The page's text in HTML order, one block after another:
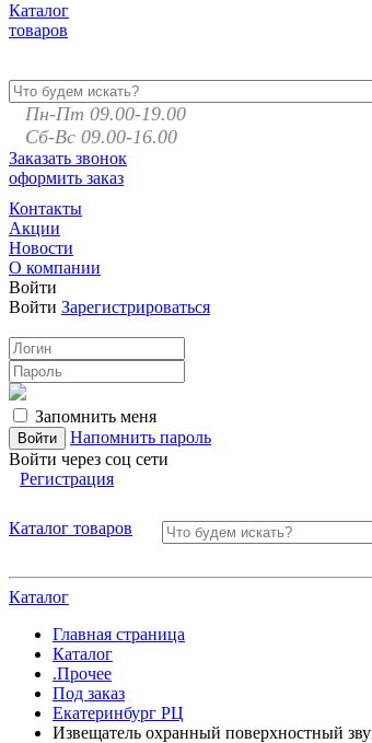
Каталог
товаров
Пн-Пт 09.00-19.00
Сб-Вс 09.00-16.00
Заказать звонок
оформить заказ
Контакты
Акции
Новости
О компании
Войти
Войти Зарегистрироваться
Запомнить меня
Напомнить пароль
Войти через соц сети
Регистрация
Каталог товаров
Каталог
Главная страница
Каталог
.Прочее
Под заказ
Екатеринбург РЦ
Извещатель охранный поверхностный